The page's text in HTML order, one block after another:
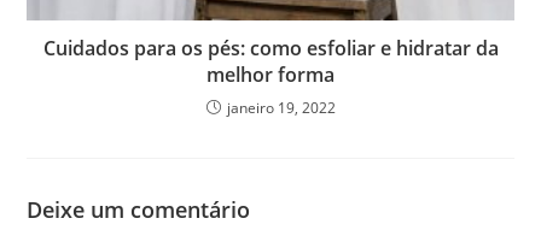
Cuidados para os pés: como esfoliar e hidratar da
melhor forma
janeiro 19, 2022
Deixe um comentário